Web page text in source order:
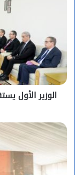
الجزائري
الوزير الأول